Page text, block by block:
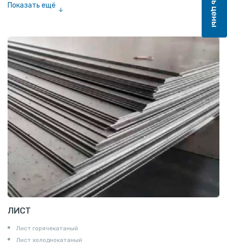
Показать ещё
ЛИСТ
Лист горячекатаный
Лист холоднокатаный